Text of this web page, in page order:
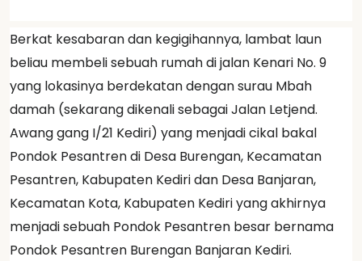
Berkat kesabaran dan kegigihannya, lambat laun
beliau membeli sebuah rumah di jalan Kenari No. 9
yang lokasinya berdekatan dengan surau Mbah
damah (sekarang dikenali sebagai Jalan Letjend.
Awang gang I/21 Kediri) yang menjadi cikal bakal
Pondok Pesantren di Desa Burengan, Kecamatan
Pesantren, Kabupaten Kediri dan Desa Banjaran,
Kecamatan Kota, Kabupaten Kediri yang akhirnya
menjadi sebuah Pondok Pesantren besar bernama
Pondok Pesantren Burengan Banjaran Kediri.